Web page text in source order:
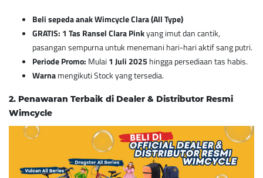
Beli sepeda anak Wimcycle Clara (All Type)
GRATIS: 1 Tas Ransel Clara Pinkyang imut dan cantik,
pasangan sempurna untuk menemani hari-hari aktif sang putri.
Periode Promo: Mulai 1 Juli 2025 hingga persediaan tas habis.
Warnamengikuti Stock yang tersedia.
2. Penawaran Terbaik di Dealer & Distributor Resmi
Wimcycle